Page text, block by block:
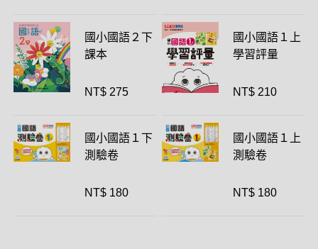
國小國語２下
課本
NT$ 275
國小國語１上
學習評量
NT$ 210
國小國語１下
測驗卷
NT$ 180
國小國語１上
測驗卷
NT$ 180